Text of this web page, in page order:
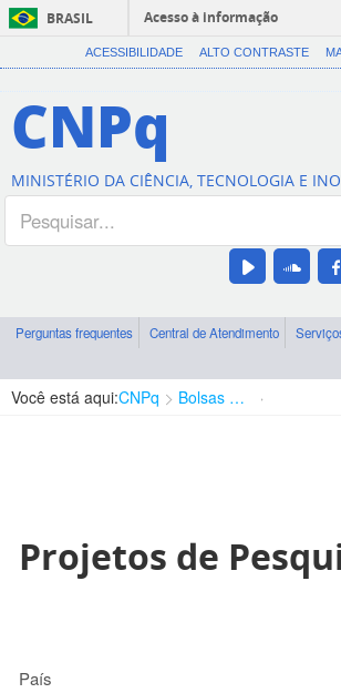
BRASIL
Acesso à informação
ACESSIBILIDADE ALTO CONTRASTE
CNPq
MINISTÉRIO DA CIÊNCIA, TECNOLOGIA E
Perguntas frequentes Central de Atendimento
Você está aqui:CNPq Bolsas e Auxílios Vigentes
Projetos de
País